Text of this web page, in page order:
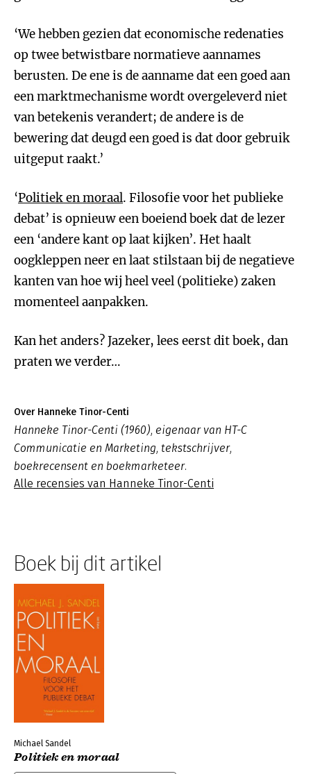
‘We hebben gezien dat economische redenaties
op twee betwistbare normatieve aannames
berusten. De ene is de aanname dat een goed aan
een marktmechanisme wordt overgeleverd niet
van betekenis verandert; de andere is de
bewering dat deugd een goed is dat door gebruik
uitgeput raakt.’
‘Politiek en moraal. Filosofie voor het publieke
debat’ is opnieuw een boeiend boek dat de lezer
een ‘andere kant op laat kijken’. Het haalt
oogkleppen neer en laat stilstaan bij de negatieve
kanten van hoe wij heel veel (politieke) zaken
momenteel aanpakken.
Kan het anders? Jazeker, lees eerst dit boek, dan
praten we verder…
Over Hanneke Tinor-Centi
Hanneke Tinor-Centi (1960), eigenaar van HT-C
Communicatie en Marketing, tekstschrijver,
boekrecensent en boekmarketeer.
Alle recensies van Hanneke Tinor-Centi
Boek bij dit artikel
Michael Sandel
Politiek en moraal